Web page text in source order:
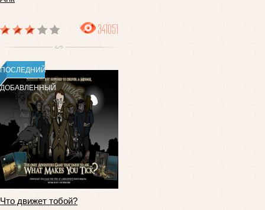
341051
ПОСЛЕДНИЙ
ДОБАВЛЕННЫЙ
Что движет тобой?